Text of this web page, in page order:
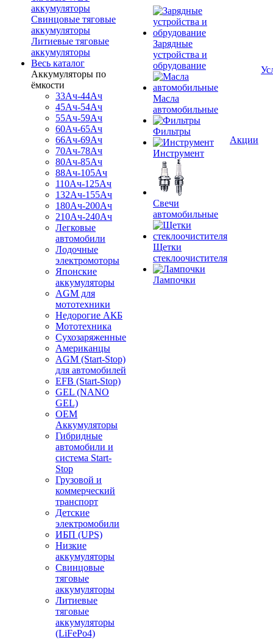
аккумуляторы
Свинцовые тяговые
аккумуляторы
Литиевые тяговые
аккумуляторы
Весь каталог
Аккумуляторы по
ёмкости
33Ач-44Ач
45Ач-54Ач
55Ач-59Ач
60Ач-65Ач
66Ач-69Ач
70Ач-78Ач
80Ач-85Ач
88Ач-105Ач
110Ач-125Ач
132Ач-155Ач
180Ач-200Ач
210Ач-240Ач
Легковые
автомобили
Лодочные
электромоторы
Японские
аккумуляторы
AGM для
мототехники
Недорогие АКБ
Мототехника
Сухозаряженные
Американцы
AGM (Start-Stop)
для автомобилей
EFB (Start-Stop)
GEL (NANO
GEL)
OEM
Аккумуляторы
Гибридные
автомобили и
система Start-
Stop
Грузовой и
коммерческий
транспорт
Детские
электромобили
ИБП (UPS)
Низкие
аккумуляторы
Свинцовые
тяговые
аккумуляторы
Литиевые
тяговые
аккумуляторы
(LiFePo4)
Зарядные
устройства и
обрудование
Масла
автомобильные
Фильтры
Инструмент
Свечи
автомобильные
Щетки
стеклоочистителя
Лампочки
Акции